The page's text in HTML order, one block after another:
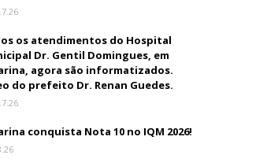
os atendimentos do Hospital
Dr. Gentil Domingues, em
agora são informatizados.
do prefeito Dr. Renan Guedes.
conquista Nota 10 no IQM 2026!